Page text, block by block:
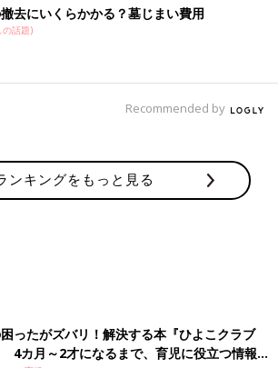
去にいくらかかる？墓じまい費用
の話題)
Recommended by
ンキングをもっと見る
ったがズバリ！解決する本『ひよこクラブ
4カ月～2才になるまで、育児に役立つ情報が